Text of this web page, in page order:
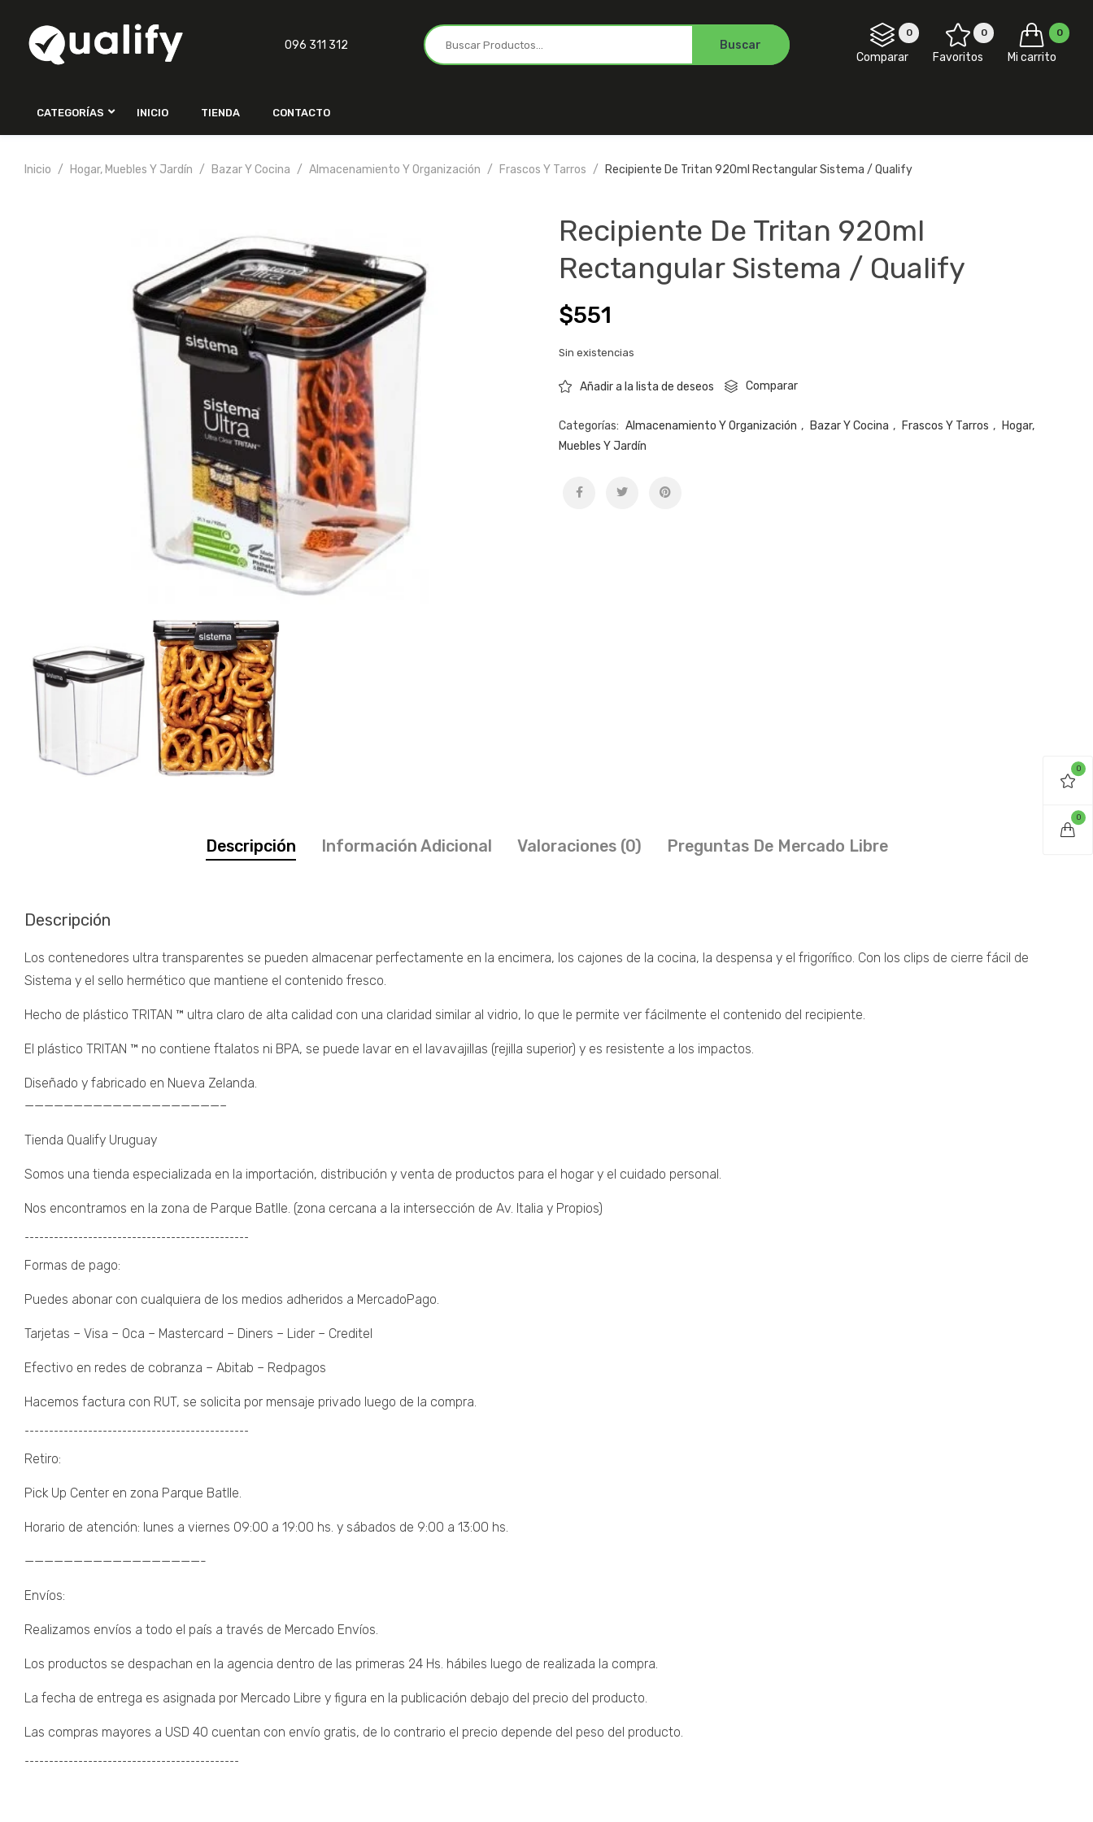
096 311 312
0
Comparar
0
Favoritos
0
Mi carrito
CATEGORÍAS INICIO TIENDA CONTACTO
Inicio Hogar, Muebles Y Jardín Bazar Y Cocina Almacenamiento Y Organización Frascos Y Tarros Recipiente De Tritan 920ml Rectangular Sistema / Qualify
Recipiente De Tritan 920ml
Rectangular Sistema / Qualify
$551
Sin existencias
Añadir a la lista de deseos Comparar
Categorías: Almacenamiento Y Organización , Bazar Y Cocina , Frascos Y Tarros , Hogar,
Muebles Y Jardín
Descripción Información Adicional Valoraciones (0) Preguntas De Mercado Libre
Descripción
Los contenedores ultra transparentes se pueden almacenar perfectamente en la encimera, los cajones de la cocina, la despensa y el frigorífico. Con los clips de cierre fácil de
Sistema y el sello hermético que mantiene el contenido fresco.
Hecho de plástico TRITAN ™ ultra claro de alta calidad con una claridad similar al vidrio, lo que le permite ver fácilmente el contenido del recipiente.
El plástico TRITAN ™ no contiene ftalatos ni BPA, se puede lavar en el lavavajillas (rejilla superior) y es resistente a los impactos.
Diseñado y fabricado en Nueva Zelanda.
————————————————————–
Tienda Qualify Uruguay
Somos una tienda especializada en la importación, distribución y venta de productos para el hogar y el cuidado personal.
Nos encontramos en la zona de Parque Batlle. (zona cercana a la intersección de Av. Italia y Propios)
¯¯¯¯¯¯¯¯¯¯¯¯¯¯¯¯¯¯¯¯¯¯¯¯¯¯¯¯¯¯¯¯¯¯¯¯¯¯¯¯¯¯¯¯¯¯
Formas de pago:
Puedes abonar con cualquiera de los medios adheridos a MercadoPago.
Tarjetas – Visa – Oca – Mastercard – Diners – Lider – Creditel
Efectivo en redes de cobranza – Abitab – Redpagos
Hacemos factura con RUT, se solicita por mensaje privado luego de la compra.
¯¯¯¯¯¯¯¯¯¯¯¯¯¯¯¯¯¯¯¯¯¯¯¯¯¯¯¯¯¯¯¯¯¯¯¯¯¯¯¯¯¯¯¯¯¯
Retiro:
Pick Up Center en zona Parque Batlle.
Horario de atención: lunes a viernes 09:00 a 19:00 hs. y sábados de 9:00 a 13:00 hs.
——————————————————-
Envíos:
Realizamos envíos a todo el país a través de Mercado Envíos.
Los productos se despachan en la agencia dentro de las primeras 24 Hs. hábiles luego de realizada la compra.
La fecha de entrega es asignada por Mercado Libre y figura en la publicación debajo del precio del producto.
Las compras mayores a USD 40 cuentan con envío gratis, de lo contrario el precio depende del peso del producto.
¯¯¯¯¯¯¯¯¯¯¯¯¯¯¯¯¯¯¯¯¯¯¯¯¯¯¯¯¯¯¯¯¯¯¯¯¯¯¯¯¯¯¯¯
0
0